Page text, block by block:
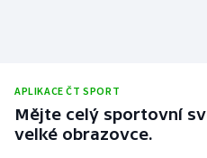
APLIKACE ČT SPORT
Mějte celý sportovní
velké obrazovce.